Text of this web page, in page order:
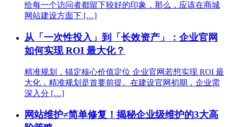
给每一个访问者都留下较好的印象，那么，应该在商城
网站建设方面下 […]
从「一次性投入」到「长效资产」：企业官网
如何实现 ROI 最大化？
精准规划，锚定核心价值定位 企业官网若想实现 ROI 最
大化，精准规划是首要前提。在建设官网初期，企业需
深入分 […]
网站维护≠简单修复！揭秘企业级维护的3大高